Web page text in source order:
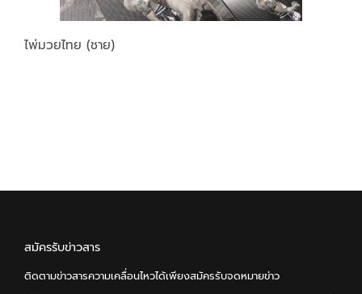
ไพ่มวยไทย (ชาย)
สมัครรับข่าวสาร
ติดตามข่าวสารความเคลื่อนไหวได้เพียงสมัครรับจดหมายข่าว